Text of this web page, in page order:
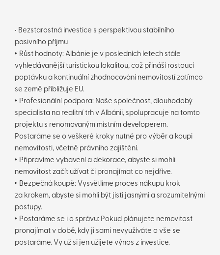
• Bezstarostná investice s perspektivou stabilního
pasivního příjmu
‣ Růst hodnoty: Albánie je v posledních letech stále
vyhledávanější turistickou lokalitou, což přináší rostoucí
poptávku a kontinuální zhodnocování nemovitostí zatímco
se země přibližuje EU.
‣ Profesionální podpora: Naše společnost, dlouhodobý
specialista na realitní trh v Albánii, spolupracuje na tomto
projektu s renomovaným místním developerem.
Postaráme se o veškeré kroky nutné pro výběr a koupi
nemovitosti, včetně právního zajištění.
‣ Připravíme vybavení a dekorace, abyste si mohli
nemovitost začít užívat či pronajímat co nejdříve.
‣ Bezpečná koupě: Vysvětlíme proces nákupu krok
za krokem, abyste si mohli být jisti jasnými a srozumitelnými
postupy.
‣ Postaráme se i o správu: Pokud plánujete nemovitost
pronajímat v době, kdy ji sami nevyužíváte o vše se
postaráme. Vy už si jen užijete výnos z investice.